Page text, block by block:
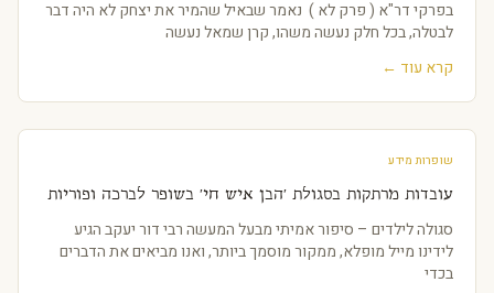
בפרקי דר"א ( פרק לא ) נאמר שבאיל שהמיר את יצחק לא היה דבר
לבטלה, בכל חלק נעשה משהו, קרן שמאל נעשה
קרא עוד ←
שופרות מידע
עובדות מרתקות בסגולת 'הבן איש חי' בשופר לברכה ופוריות
סגולה לילדים – סיפור אמיתי מבעל המעשה רבי דור יעקב הגיע
לידינו מייל מופלא, ממקור מוסמך ביותר, ואנו מביאים את הדברים
בכדי